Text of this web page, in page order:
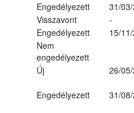
Engedélyezett
31/
Visszavont
-
Engedélyezett
15/
Nem
engedélyezett
Új
26/
Engedélyezett 31/